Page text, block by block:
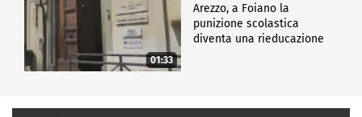
01:33
Arezzo, a Foiano la
punizione scolastica
diventa una rieducazione